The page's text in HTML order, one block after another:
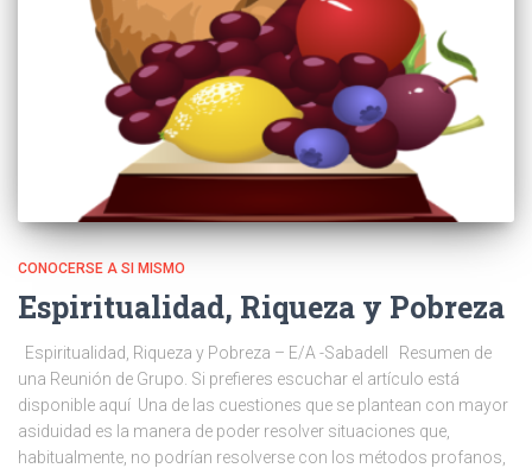
CONOCERSE A SI MISMO
Espiritualidad, Riqueza y Pobreza
Espiritualidad, Riqueza y Pobreza – E/A -Sabadell Resumen de
una Reunión de Grupo. Si prefieres escuchar el artículo está
disponible aquí Una de las cuestiones que se plantean con mayor
asiduidad es la manera de poder resolver situaciones que,
habitualmente, no podrían resolverse con los métodos profanos,